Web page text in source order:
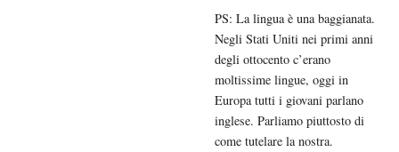
PS: La lingua è una baggianata.
Negli Stati Uniti nei primi anni
degli ottocento c’erano
moltissime lingue, oggi in
Europa tutti i giovani parlano
inglese. Parliamo piuttosto di
come tutelare la nostra.